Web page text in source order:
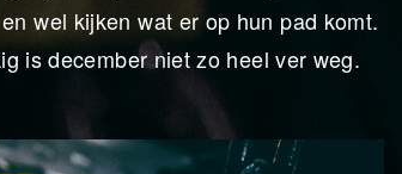
wel kijken wat er op hun pad komt.
is december niet zo heel ver weg.